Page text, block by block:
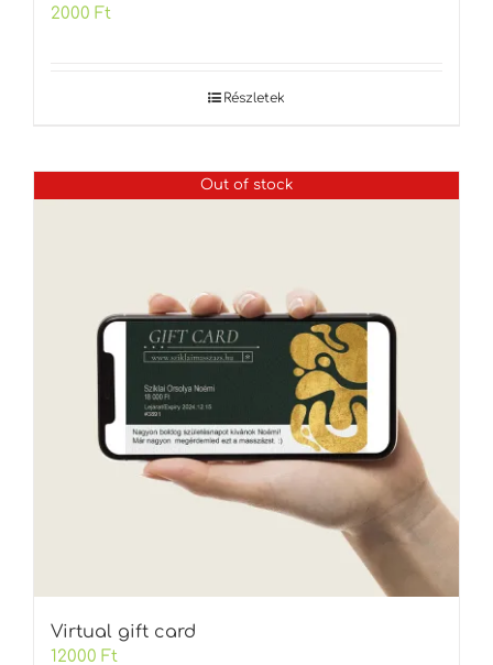
2000 Ft
Részletek
Out of stock
Virtual gift card
12000 Ft